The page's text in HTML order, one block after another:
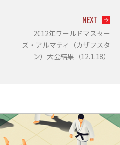
NEXT
2012年ワールドマスター
ズ・アルマティ（カザフスタ
ン）大会結果（12.1.18）